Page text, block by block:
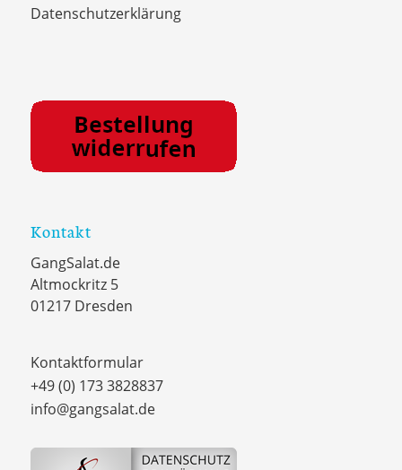
Datenschutzerklärung
Kontakt
GangSalat.de
Altmockritz 5
01217 Dresden
Kontaktformular
+49 (0) 173 3828837
info@gangsalat.de